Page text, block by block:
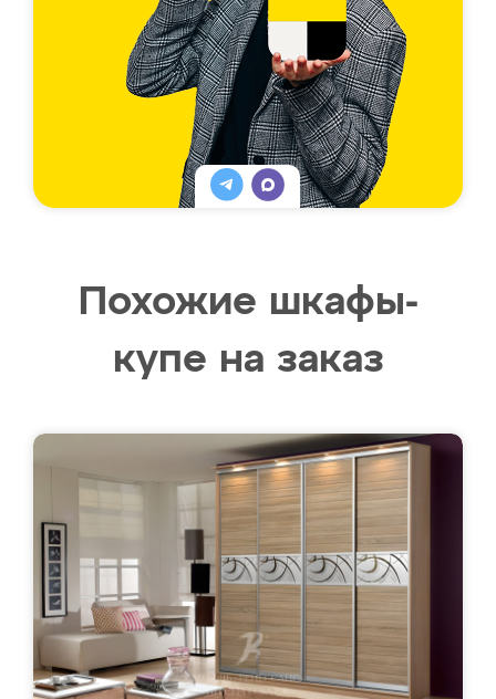
Похожие шкафы-
купе на заказ